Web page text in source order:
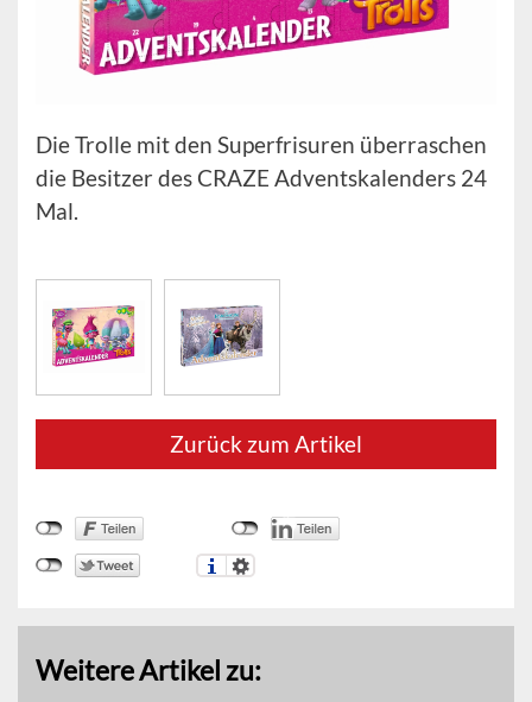
Die Trolle mit den Superfrisuren überraschen
die Besitzer des CRAZE Adventskalenders 24
Mal.
Zurück zum Artikel
Weitere Artikel zu: